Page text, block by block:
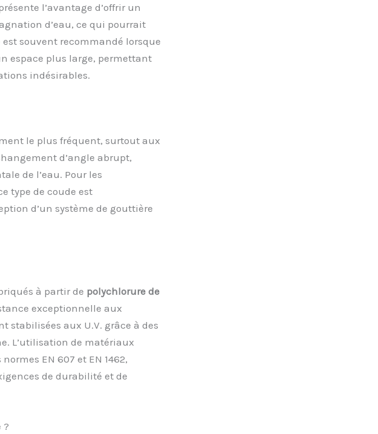
l’avantage d’offrir un
d’eau, ce qui pourrait
souvent recommandé lorsque
espace plus large, permettant
indésirables.
le plus fréquent, surtout aux
d’angle abrupt,
de l’eau. Pour les
type de coude est
d’un système de gouttière
à partir de polychlorure de
exceptionnelle aux
stabilisées aux U.V. grâce à des
L’utilisation de matériaux
EN 607 et EN 1462,
de durabilité et de
?